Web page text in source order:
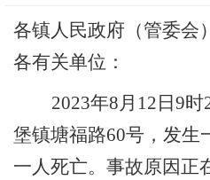
各镇人民政府（管委会
各有关单位：
2023年8月 12 日 9时
堡镇塘福路60号，发生
一人死亡。 事故原因正